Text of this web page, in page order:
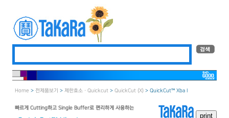
Home > 전제품보기 > 제한효소 · Quickcut > QuickCut (X) > QuickCut™ Xba I
빠르게 Cutting하고 Single Buffer로 편리하게 사용하는